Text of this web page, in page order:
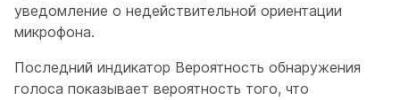
уведомление о недействительной ориентации
микрофона.
Последний индикатор Вероятность обнаружения
голоса показывает вероятность того, что